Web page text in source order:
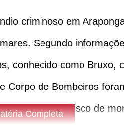
criminoso em
Segundo
conhecido como Bruxo,
de Bombeiros
e não corria risco de
Completa